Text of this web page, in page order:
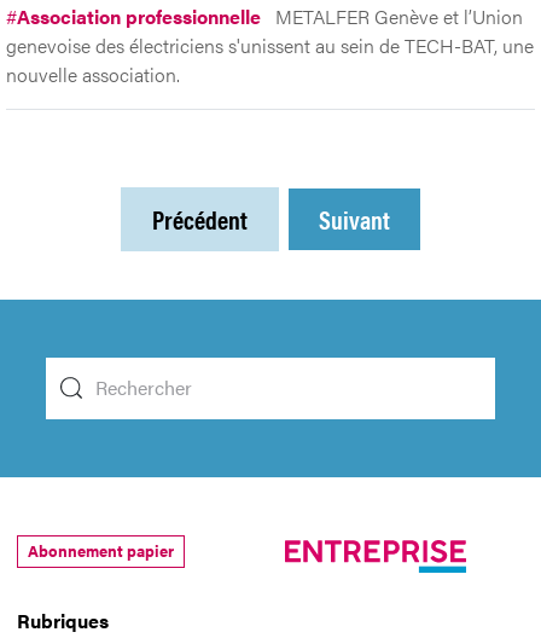
#Association professionnelle METALFER Genève et l’Union
genevoise des électriciens s'unissent au sein de TECH-BAT, une
nouvelle association.
Précédent Suivant
Rubriques
Abonnement papier